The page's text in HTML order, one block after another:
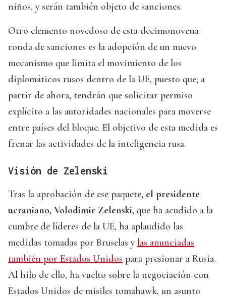
niños, y serán también objeto de sanciones.
Otro elemento novedoso de esta decimonovena
ronda de sanciones es la adopción de un nuevo
mecanismo que limita el movimiento de los
diplomáticos rusos dentro de la UE, puesto que, a
partir de ahora, tendrán que solicitar permiso
explícito a las autoridades nacionales para moverse
entre países del bloque. El objetivo de esta medida es
frenar las actividades de la inteligencia rusa.
Visión de Zelenski
Tras la aprobación de ese paquete, el presidente
ucraniano, Volodimir Zelenski, que ha acudido a la
cumbre de líderes de la UE, ha aplaudido las
medidas tomadas por Bruselas ylas anunciadas
también por Estados Unidos para presionar a Rusia.
Al hilo de ello, ha vuelto sobre la negociación con
Estados Unidos de misiles tomahawk, un asunto